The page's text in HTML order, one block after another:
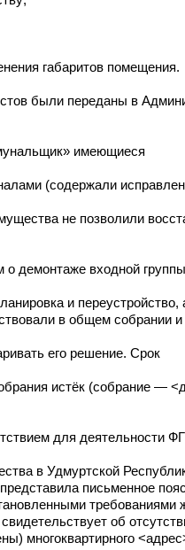
габаритов помещения.
были переданы в
имеющиеся
(содержали
не позволили
о демонтаже входной
и
в общем собрании и
его решение. Срок
истёк (собрание —
для деятельности
в Удмуртской
письменное
требованиями
об
многоквартирного